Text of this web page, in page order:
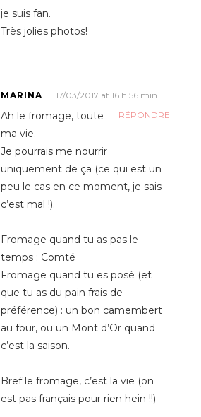
je suis fan.
Très jolies photos!
MARINA
17/03/2017 at 16 h 56 min
RÉPONDRE
Ah le fromage, toute
ma vie.
Je pourrais me nourrir
uniquement de ça (ce qui est un
peu le cas en ce moment, je sais
c’est mal !).
Fromage quand tu as pas le
temps : Comté
Fromage quand tu es posé (et
que tu as du pain frais de
préférence) : un bon camembert
au four, ou un Mont d’Or quand
c’est la saison.
Bref le fromage, c’est la vie (on
est pas français pour rien hein !!)